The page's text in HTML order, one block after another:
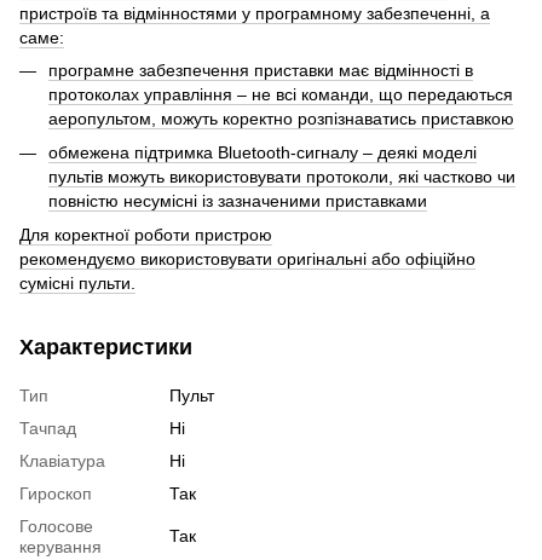
пристроїв та відмінностями у програмному забезпеченні, а
саме:
програмне забезпечення приставки має відмінності в
протоколах управління – не всі команди, що передаються
аеропультом, можуть коректно розпізнаватись приставкою
обмежена підтримка Bluetooth-сигналу – деякі моделі
пультів можуть використовувати протоколи, які частково чи
повністю несумісні із зазначеними приставками
Для коректної роботи пристрою
рекомендуємо використовувати оригінальні або офіційно
сумісні пульти.
Характеристики
Тип
Пульт
Тачпад
Ні
Клавіатура
Ні
Гироскоп
Так
Голосове
керування
Так